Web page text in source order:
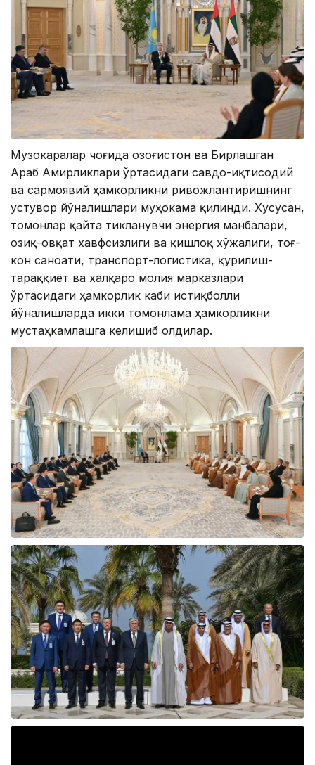
Музокаралар чоғида Қозоғистон ва Бирлашган
Араб Амирликлари ўртасидаги савдо-иқтисодий
ва сармоявий ҳамкорликни ривожлантиришнинг
устувор йўналишлари муҳокама қилинди. Хусусан,
томонлар қайта тикланувчи энергия манбалари,
озиқ-овқат хавфсизлиги ва қишлоқ хўжалиги, тоғ-
кон саноати, транспорт-логистика, қурилиш-
тараққиёт ва халқаро молия марказлари
ўртасидаги ҳамкорлик каби истиқболли
йўналишларда икки томонлама ҳамкорликни
мустаҳкамлашга келишиб олдилар.